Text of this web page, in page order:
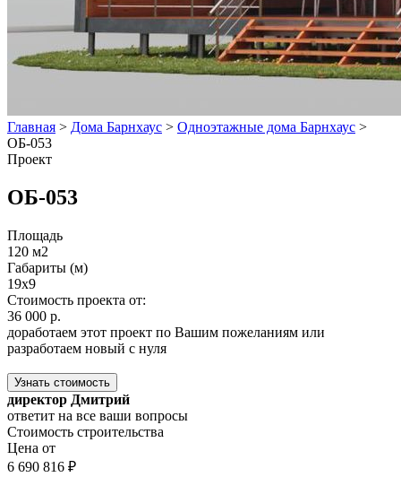
Главная > Дома Барнхаус > Одноэтажные дома Барнхаус >
ОБ-053
Проект
ОБ-053
Площадь
120 м2
Габариты (м)
19x9
Стоимость проекта от:
36 000 р.
доработаем этот проект по Вашим пожеланиям или
разработаем новый с нуля
Узнать стоимость
директор Дмитрий
ответит на все ваши вопросы
Стоимость строительства
Цена от
6 690 816 ₽